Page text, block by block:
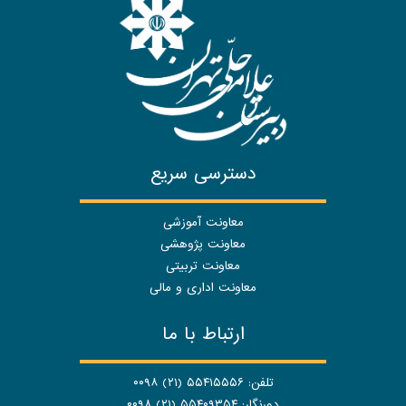
دسترسی سریع
معاونت آموزشی
معاونت پژوهشی
معاونت تربیتی
معاونت اداری و مالی
ارتباط با ما
تلفن: ۵۵۴۱۵۵۵۶ (۲۱) ۰۰۹۸